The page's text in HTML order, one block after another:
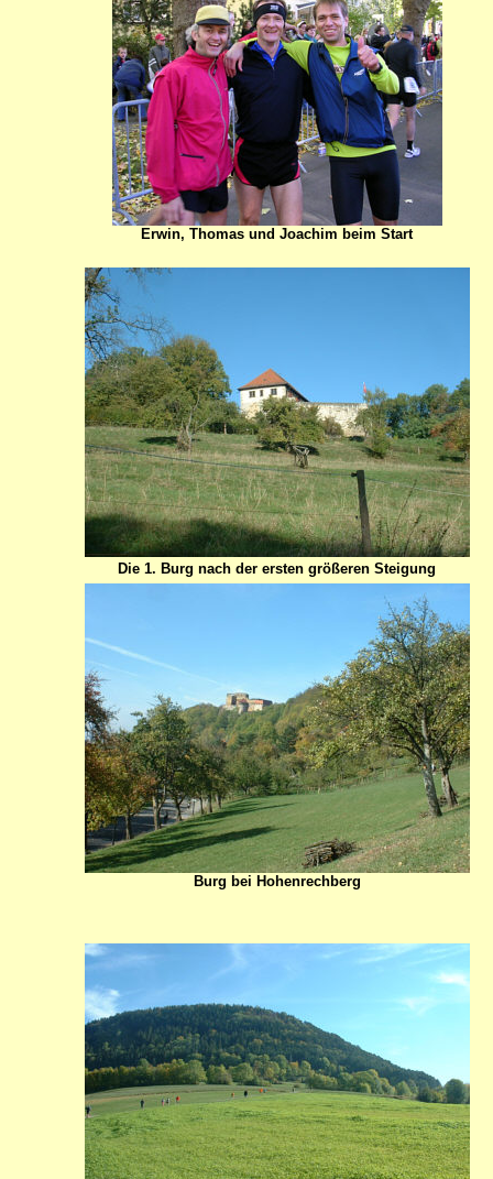
Erwin, Thomas und Joachim beim Start
Die 1. Burg nach der ersten größeren Steigung
Burg bei Hohenrechberg